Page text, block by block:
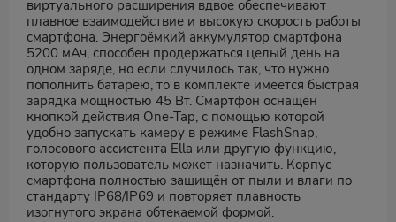
виртуального расширения вдвое обеспечивают
плавное взаимодействие и высокую скорость работы
смартфона. Энергоёмкий аккумулятор смартфона
5200 мАч, способен продержаться целый день на
одном заряде, но если случилось так, что нужно
пополнить батарею, то в комплекте имеется быстрая
зарядка мощностью 45 Вт. Смартфон оснащён
кнопкой действия One-Tap, с помощью которой
удобно запускать камеру в режиме FlashSnap,
голосового ассистента Ella или другую функцию,
которую пользователь может назначить. Корпус
смартфона полностью защищён от пыли и влаги по
стандарту IP68/IP69 и повторяет плавность
изогнутого экрана обтекаемой формой.